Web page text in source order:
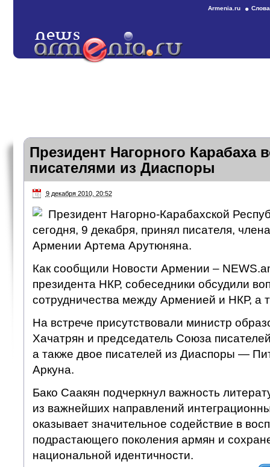
Armenia.ru
Президент Нагорного Карабаха
писателями из Диаспоры
9 декабря 2010, 20:52
Президент Нагорно-Карабахской
сегодня, 9 декабря, принял писателя,
Армении Артема Арутюняна.
Как сообщили Новости Армении –
президента НКР, собеседники обсудили
сотрудничества между Арменией и НКР, а
На встрече присутствовали министр
Хачатрян и председатель Союза
а также двое писателей из Диаспоры —
Аркуна.
Бако Саакян подчеркнул важность
из важнейших направлений
оказывает значительное содействие в
подрастающего поколения армян и
национальной идентичности.